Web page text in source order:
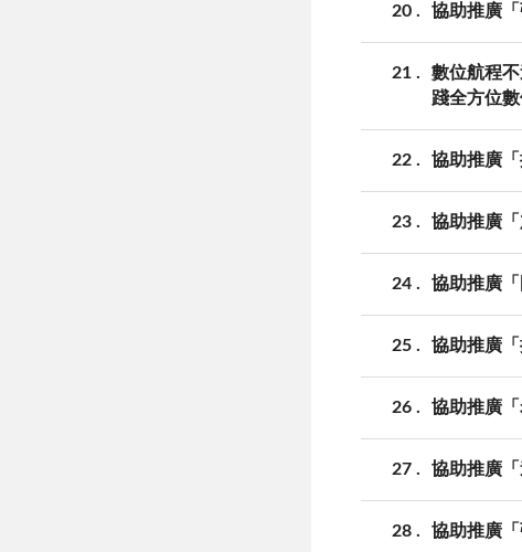
20 協助推廣
21
數位航程
踐全方位數
22 協助推廣
23 協助推廣
24 協助推廣
25 協助推廣
26 協助推廣
27 協助推廣
28 協助推廣